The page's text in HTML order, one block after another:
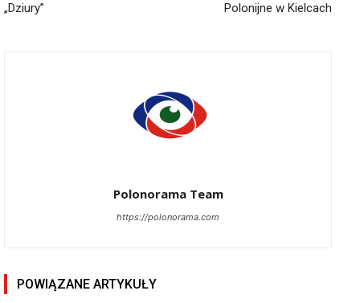
„Dziury”
Polonijne w Kielcach
Polonorama Team
https://polonorama.com
POWIĄZANE ARTYKUŁY